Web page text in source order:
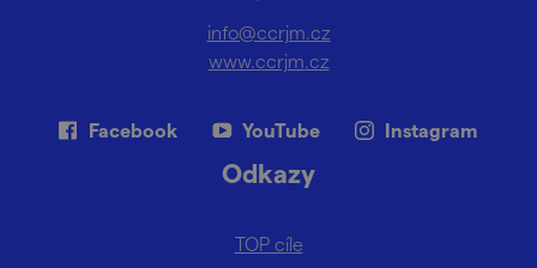
info@ccrjm.cz
www.ccrjm.cz
Facebook YouTube Instagram
Odkazy
TOP cíle